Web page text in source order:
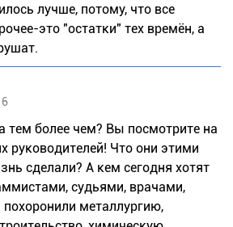
лучше, потому, что все
это "остатки" тех времён, а
тем более чем? Вы посмотрите на
руководителей! Что они этими
сделали? А кем сегодня хотят
судьями, врачами,
металлургию,